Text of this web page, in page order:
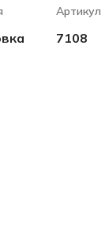
Артикул
7108